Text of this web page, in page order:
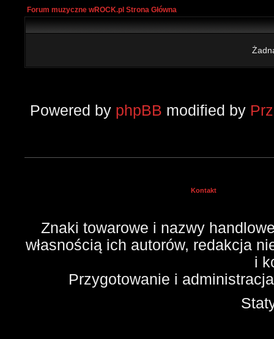
Forum muzyczne wROCK.pl Strona Główna
Powered by phpBB modified by
Kontakt
Znaki towarowe i nazwy
własnością ich autorów, redakcja
i
Przygotowanie i